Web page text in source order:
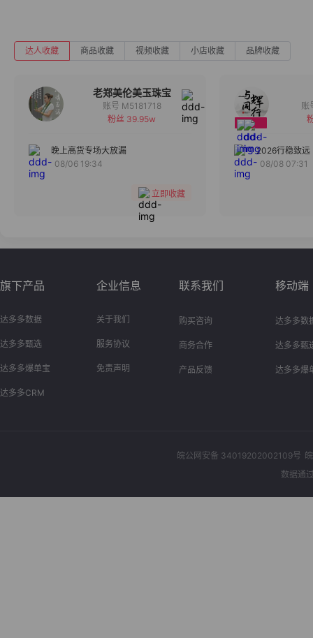
达人收藏 商品收藏 视频收藏 小店收藏 品牌收藏
老郑美伦美玉珠宝
备注
分组
账号 M5181718
粉丝 39.95w
晚上高货专场大放漏
08/06 19:34
立即收藏
2026行稳致远
08/08 07:31
旗下产品
达多多数据
达多多甄选
达多多爆单宝
达多多CRM
企业信息
关于我们
服务协议
免责声明
联系我们
购买咨询
商务合作
产品反馈
移动端
达多多数
达多多甄
达多多爆
皖公网安备 34019202002109号
数据通